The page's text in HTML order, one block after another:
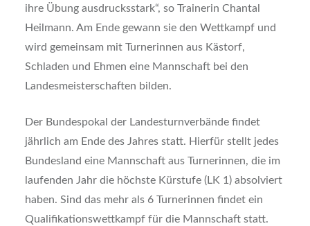
ihre Übung ausdrucksstark“, so Trainerin Chantal
Heilmann. Am Ende gewann sie den Wettkampf und
wird gemeinsam mit Turnerinnen aus Kästorf,
Schladen und Ehmen eine Mannschaft bei den
Landesmeisterschaften bilden.
Der Bundespokal der Landesturnverbände findet
jährlich am Ende des Jahres statt. Hierfür stellt jedes
Bundesland eine Mannschaft aus Turnerinnen, die im
laufenden Jahr die höchste Kürstufe (LK 1) absolviert
haben. Sind das mehr als 6 Turnerinnen findet ein
Qualifikationswettkampf für die Mannschaft statt.